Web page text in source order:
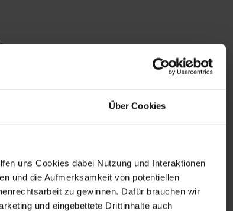
Über Cookies
uns Cookies dabei Nutzung und Interaktionen
und die Aufmerksamkeit von potentiellen
zu gewinnen. Dafür brauchen wir
und eingebettete Drittinhalte auch
bitte alle
Gewähren
von
fest:
Abinguna. Sie